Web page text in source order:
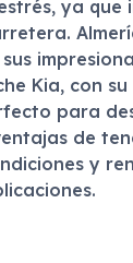
ya que
Kia, con
para
de
y